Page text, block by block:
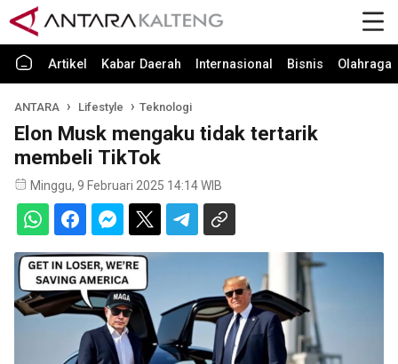
Artikel Kabar Daerah Internasional Bisnis Olahraga
ANTARA Lifestyle Teknologi
Elon Musk mengaku tidak tertarik
membeli TikTok
Minggu, 9 Februari 2025 14:14 WIB